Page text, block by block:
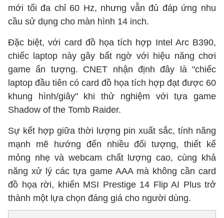
mới tối đa chỉ 60 Hz, nhưng vẫn đủ đáp ứng nhu
cầu sử dụng cho màn hình 14 inch.
Đặc biệt, với card đồ họa tích hợp Intel Arc B390,
chiếc laptop này gây bất ngờ với hiệu năng chơi
game ấn tượng. CNET nhận định đây là "chiếc
laptop đầu tiên có card đồ họa tích hợp đạt được 60
khung hình/giây" khi thử nghiệm với tựa game
Shadow of the Tomb Raider.
Sự kết hợp giữa thời lượng pin xuất sắc, tính năng
mạnh mẽ hướng đến nhiều đối tượng, thiết kế
mỏng nhẹ và webcam chất lượng cao, cùng khả
năng xử lý các tựa game AAA mà không cần card
đồ họa rời, khiến MSI Prestige 14 Flip AI Plus trở
thành một lựa chọn đáng giá cho người dùng.